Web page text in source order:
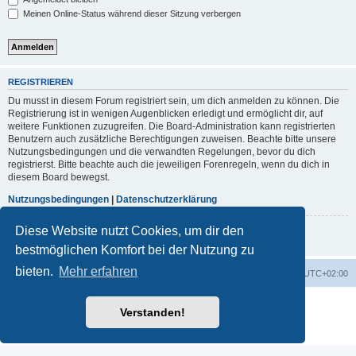
Diese Website nutzt Cookies, um dir den
bestmöglichen Komfort bei der Nutzung zu
bieten. Mehr erfahren
Verstanden!
Meinen Online-Status während dieser Sitzung verbergen
REGISTRIEREN
Du musst in diesem Forum registriert sein, um dich anmelden zu können. Die
Registrierung ist in wenigen Augenblicken erledigt und ermöglicht dir, auf
weitere Funktionen zuzugreifen. Die Board-Administration kann registrierten
Benutzern auch zusätzliche Berechtigungen zuweisen. Beachte bitte unsere
Nutzungsbedingungen und die verwandten Regelungen, bevor du dich
registrierst. Bitte beachte auch die jeweiligen Forenregeln, wenn du dich in
diesem Board bewegst.
Nutzungsbedingungen | Datenschutzerklärung
Registrieren
Portal Foren-Übersicht UTC+02:00
Powered by
® Forum Software © phpBB Limited
Deutsche Übersetzung durch
Datenschutz|Nutzungsbedingungen